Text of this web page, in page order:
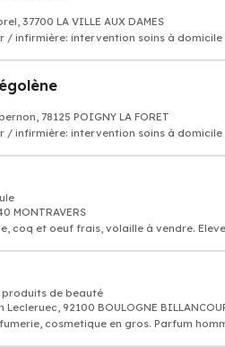
37700 LA VILLE AUX DAMES
/ infirmière: intervention soins à domicile
78125 POIGNY LA FORET
/ infirmière: intervention soins à domicile
MONTRAVERS
coq et oeuf frais, volaille à vendre.
de beauté
Lecleruec, 92100 BOULOGNE
cosmetique en gros. Parfum